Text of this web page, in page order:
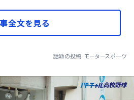
全文を見る
話題の投稿 モータースポーツ